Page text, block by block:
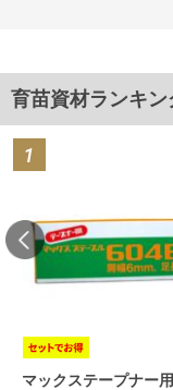
育苗資材ランキン
マックステープナー